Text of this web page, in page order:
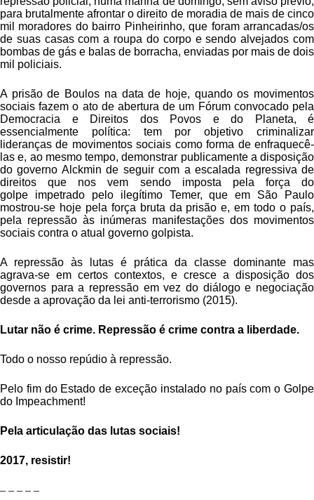
para brutalmente afrontar o direito de moradia de mais de cinco
mil moradores do bairro Pinheirinho, que foram arrancadas/os
de suas casas com a roupa do corpo e sendo alvejados com
bombas de gás e balas de borracha, enviadas por mais de dois
mil policiais.
A prisão de Boulos na data de hoje, quando os movimentos
sociais fazem o ato de abertura de um Fórum convocado pela
Democracia e Direitos dos Povos e do Planeta, é
essencialmente política: tem por objetivo criminalizar
lideranças de movimentos sociais como forma de enfraquecê-
las e, ao mesmo tempo, demonstrar publicamente a disposição
do governo Alckmin de seguir com a escalada regressiva de
direitos que nos vem sendo imposta pela força do
golpe impetrado pelo ilegítimo Temer, que em São Paulo
mostrou-se hoje pela força bruta da prisão e, em todo o país,
pela repressão às inúmeras manifestações dos movimentos
sociais contra o atual governo golpista.
A repressão às lutas é prática da classe dominante mas
agrava-se em certos contextos, e cresce a disposição dos
governos para a repressão em vez do diálogo e negociação
desde a aprovação da lei anti-terrorismo (2015).
Lutar não é crime. Repressão é crime contra a liberdade.
Todo o nosso repúdio à repressão.
Pelo fim do Estado deexceção instalado no país com o Golpe
do Impeachment!
Pela articulação das lutas sociais!
2017, resistir!
– – – – –